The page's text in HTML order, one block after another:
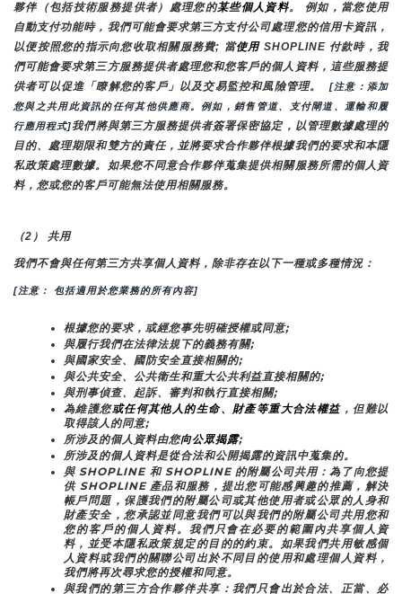
夥伴（包括技術服務提供者）處理您的某些個人資料。 例如，當您使用
自動支付功能時，我們可能會要求第三方支付公司處理您的信用卡資訊，
以便按照您的指示向您收取相關服務費; 當使用 SHOPLINE 付款時，我
們可能會要求第三方服務提供者處理您和您客戶的個人資料，這些服務提
供者可以促進「瞭解您的客戶」以及交易監控和風險管理。
[注意：添加
您與之共用此資訊的任何其他供應商。例如，銷售管道、支付閘道、運輸和履
行應用程式]我們將與第三方服務提供者簽署保密協定，以管理數據處理的
目的、處理期限和雙方的責任，並將要求合作夥伴根據我們的要求和本隱
私政策處理數據。如果您不同意合作夥伴蒐集提供相關服務所需的個人資
料，您或您的客戶可能無法使用相關服務。
（2） 共用
我們不會與任何第三方共享個人資料，除非存在以下一種或多種情況：
[注意： 包括適用於您業務的所有內容]
根據您的要求，或經您事先明確授權或同意;
與履行我們在法律法規下的義務有關;
與國家安全、國防安全直接相關的;
與公共安全、公共衛生和重大公共利益直接相關的;
與刑事偵查、起訴、審判和執行直接相關;
為維護您或任何其他人的生命、財產等重大合法權益，但難以
取得該人的同意;
所涉及的個人資料由您向公眾揭露;
所涉及的個人資料是從合法和公開揭露的資訊中蒐集的。
與 SHOPLINE 和 SHOPLINE 的附屬公司共用：為了向您提
供 SHOPLINE 產品和服務，提出您可能感興趣的推薦，解決
帳戶問題，保護我們的附屬公司或其他使用者或公眾的人身和
財產安全，您承認並同意我們可以與我們的附屬公司共用您和
您的客戶的個人資料。我們只會在必要的範圍內共享個人資
料，並受本隱私政策規定的目的的約束。如果我們共用敏感個
人資料或我們的關聯公司出於不同目的使用和處理個人資料，
我們將再次尋求您的授權和同意。
與我們的第三方合作夥伴共享：我們只會出於合法、正當、必